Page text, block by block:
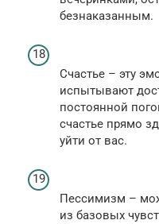
безнаказанным.
Счастье – эту
испытывают
постоянной
счастье прямо
уйти от вас.
Пессимизм –
из базовых